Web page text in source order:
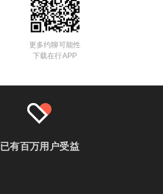
更多约聊可能性
下载在行APP
已有百万用户受益